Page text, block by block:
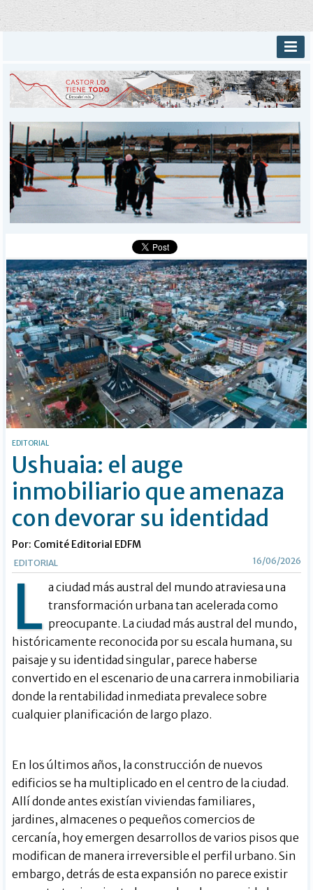
INICIO
PROVINCIALES
DEPORTES
POLICIALES
I-DIARIO
MÁS
BÚSQUEDA
EDITORIAL
Ushuaia: el auge
inmobiliario que amenaza
con devorar su identidad
Por: Comité Editorial EDFM
EDITORIAL 16/06/2026
L a ciudad más austral del mundo atraviesa una
transformación urbana tan acelerada como
preocupante. La ciudad más austral del mundo,
históricamente reconocida por su escala humana, su
paisaje y su identidad singular, parece haberse
convertido en el escenario de una carrera inmobiliaria
donde la rentabilidad inmediata prevalece sobre
cualquier planificación de largo plazo.
En los últimos años, la construcción de nuevos
edificios se ha multiplicado en el centro de la ciudad.
Allí donde antes existían viviendas familiares,
jardines, almacenes o pequeños comercios de
cercanía, hoy emergen desarrollos de varios pisos que
modifican de manera irreversible el perfil urbano. Sin
embargo, detrás de esta expansión no parece existir